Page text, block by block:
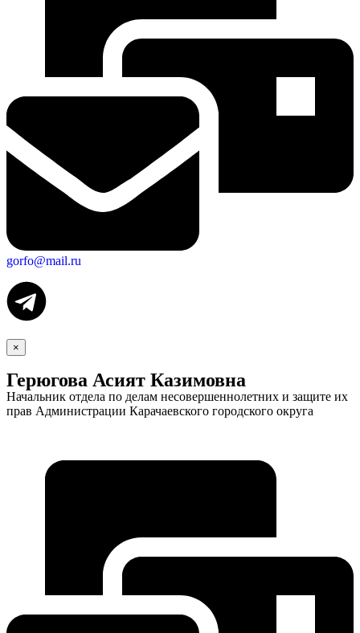
gorfo@mail.ru
×
Герюгова Асият Казимовна
Начальник отдела по делам несовершеннолетних и защите их
прав Администрации Карачаевского городского округа